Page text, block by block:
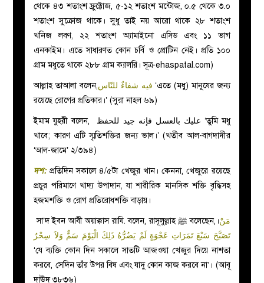
থেকে ৪৩ শতাংশ ফ্রুক্টোজ, ৫-১২ শতাংশ মন্টোজ, ০.৫ থেকে ৩.০
শতাংশ সুক্রোজ থাকে। সুধু তাই নয় আরো থাকে ২৮ শতাংশ
খনিজ লবণ, ২২ শতাংশ অ্যামাইনো এসিড এবং ১১ ভাগ
এনকাইম। এতে সাধারণত কোন চর্বি ও প্রোটিন নেই। প্রতি ১০০
গ্রাম মধুতে থাকে ২৮৮ গ্রাম ক্যালরি। সূত্র-ehaspatal.com)
আল্লাহ তাআলা বলেন,فيه شفاءٌ للنّاس ‘এতে (মধু) মানুষের জন্য
রয়েছে রোগের প্রতিকার।’ (সুরা নাহল ৬৯)
ইমাম যুহরী বলেন, عليك بالعسل فإنه جيد للحفظ ‘তুমি মধু
খাবে; কারণ এটি স্মৃতিশক্তির জন্য ভাল।’ (খতীব আল-বাগদাদীর
‘আল-জামে’ ২/৩৯৪)
দশ: প্রতিদিন সকালে ৪/৫টা খেজুর খান। কেননা, খেজুরে রয়েছে
প্রচুর পরিমাণে খাদ্য উপাদান, যা শারীরিক মানসিক শক্তি বৃদ্ধিসহ
হজমশক্তি ও রোগ প্রতিরোধশক্তি বাড়ায়।
‏ সা’দ ইবন আবী অয়াক্কাস রাযি. বলেন, রাসূলুল্লাহ ﷺ বলেছেন,।مَنْ
تَصَبَّحَ سَبْعَ تَمَرَاتِ عَجْوَةٍ لَمْ يَضُرُّهُ ذَلِكَ الْيَوْمَ سَمٌّ وَلاَ سِحْرٌ
‘যে ব্যক্তি কোন দিন সকালে সাতটি আজওয়া খেজুর দিয়ে নাশতা
করবে, সেদিন তাঁর উপর বিষ এবং যাদু কোন কাজ করবে না’। (আবূ
দাঊদ ৩৮৩৬)